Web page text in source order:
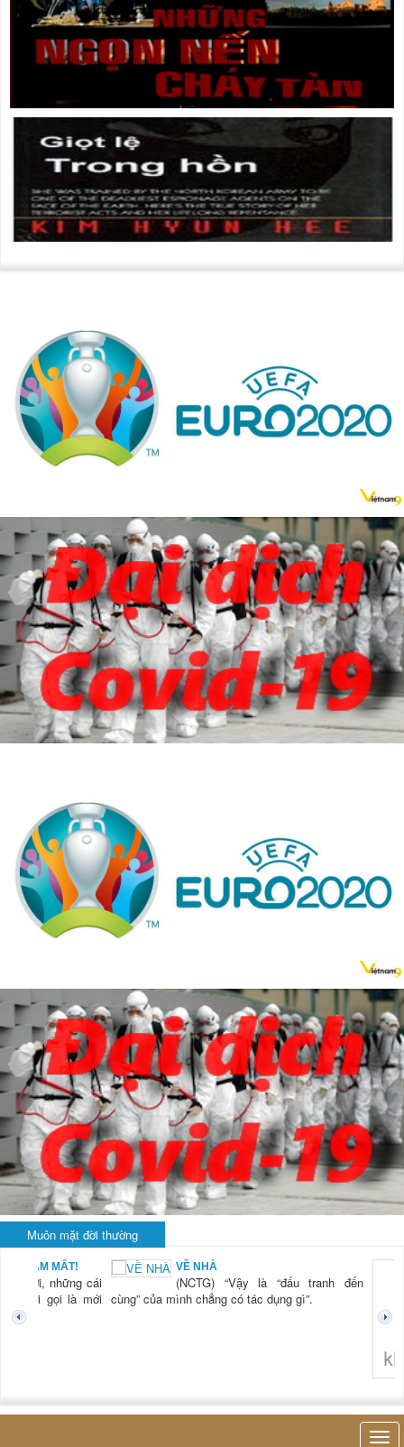
Muôn mặt đời thường
NAM MẤT!
“Xời, những cái
mới gọi là mới
VỀ NHÀ
(NCTG) “Vậy là “đấu tranh đến
cùng” của mình chẳng có tác dụng gì”.